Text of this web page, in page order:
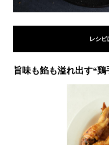
レシピ
旨味も餡も溢れ出す“鶏